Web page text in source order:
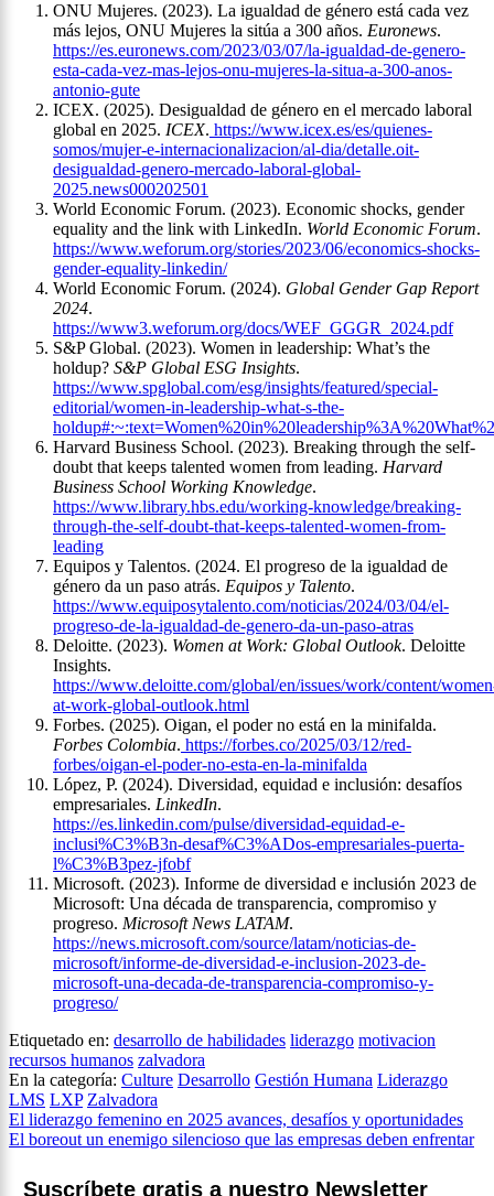
ONU Mujeres. (2023). La igualdad de género está cada vez
más lejos, ONU Mujeres la sitúa a 300 años. Euronews.
https://es.euronews.com/2023/03/07/la-igualdad-de-genero-
esta-cada-vez-mas-lejos-onu-mujeres-la-situa-a-300-anos-
antonio-gute
ICEX. (2025). Desigualdad de género en el mercado laboral
global en 2025. ICEX. https://www.icex.es/es/quienes-
somos/mujer-e-internacionalizacion/al-dia/detalle.oit-
desigualdad-genero-mercado-laboral-global-
2025.news000202501
World Economic Forum. (2023). Economic shocks, gender
equality and the link with LinkedIn. World Economic Forum.
https://www.weforum.org/stories/2023/06/economics-shocks-
gender-equality-linkedin/
World Economic Forum. (2024). Global Gender Gap Report
2024.
https://www3.weforum.org/docs/WEF_GGGR_2024.pdf
S&P Global. (2023). Women in leadership: What’s the
holdup? S&P Global ESG Insights.
https://www.spglobal.com/esg/insights/featured/special-
editorial/women-in-leadership-what-s-the-
Harvard Business School. (2023). Breaking through the self-
doubt that keeps talented women from leading. Harvard
Business School Working Knowledge.
https://www.library.hbs.edu/working-knowledge/breaking-
through-the-self-doubt-that-keeps-talented-women-from-
leading
Equipos y Talentos. (2024. El progreso de la igualdad de
género da un paso atrás. Equipos y Talento.
https://www.equiposytalento.com/noticias/2024/03/04/el-
progreso-de-la-igualdad-de-genero-da-un-paso-atras
Deloitte. (2023). Women at Work: Global Outlook. Deloitte
Insights.
https://www.deloitte.com/global/en/issues/work/content/
at-work-global-outlook.html
Forbes. (2025). Oigan, el poder no está en la minifalda.
Forbes Colombia. https://forbes.co/2025/03/12/red-
forbes/oigan-el-poder-no-esta-en-la-minifalda
López, P. (2024). Diversidad, equidad e inclusión: desafíos
empresariales. LinkedIn.
https://es.linkedin.com/pulse/diversidad-equidad-e-
inclusi%C3%B3n-desaf%C3%ADos-empresariales-puerta-
l%C3%B3pez-jfobf
Microsoft. (2023). Informe de diversidad e inclusión 2023 de
Microsoft: Una década de transparencia, compromiso y
progreso. Microsoft News LATAM.
https://news.microsoft.com/source/latam/noticias-de-
microsoft/informe-de-diversidad-e-inclusion-2023-de-
microsoft-una-decada-de-transparencia-compromiso-y-
progreso/
Etiquetado en: desarrollo de habilidades liderazgo motivacion
recursos humanos zalvadora
En la categoría: Culture Desarrollo Gestión Humana Liderazgo
LMS LXP Zalvadora
Navegación
de
entradas
El liderazgo femenino en 2025 avances, desafíos y oportunidades
El boreout un enemigo silencioso que las empresas deben enfrentar
Suscríbete gratis a nuestro Newsletter